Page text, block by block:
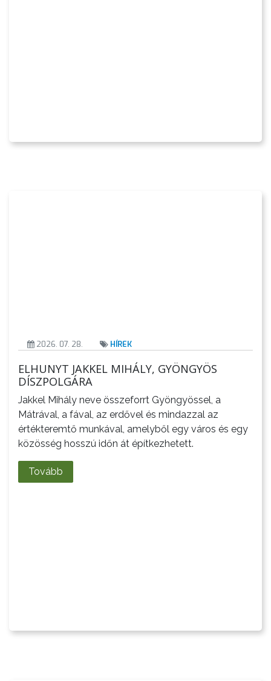
AZ
ÖNKORMÁNYZAT
A
KÉPVISELŐ-
TESTÜLET
2026. 07. 28. HÍREK
ELHUNYT JAKKEL MIHÁLY, GYÖNGYÖS
DÍSZPOLGÁRA
Jakkel Mihály neve összeforrt Gyöngyössel, a
Mátrával, a fával, az erdővel és mindazzal az
értékteremtő munkával, amelyből egy város és egy
közösség hosszú időn át építkezhetett.
Tovább